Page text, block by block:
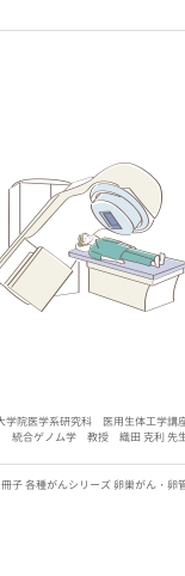
学院医学系研究科 医用生体工学講
統合ゲノム学 教授 織田 克利 先
子 各種がんシリーズ 卵巣がん・卵